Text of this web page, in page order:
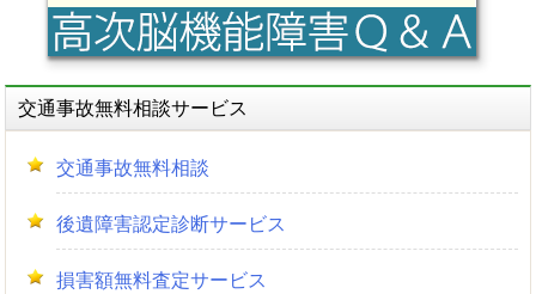
交通事故無料相談サービス
交通事故無料相談
後遺障害認定診断サービス
損害額無料査定サービス